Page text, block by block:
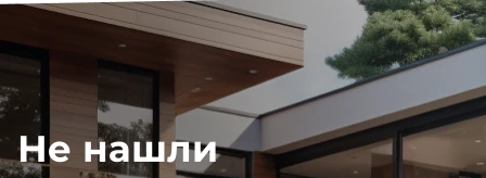
Не нашли